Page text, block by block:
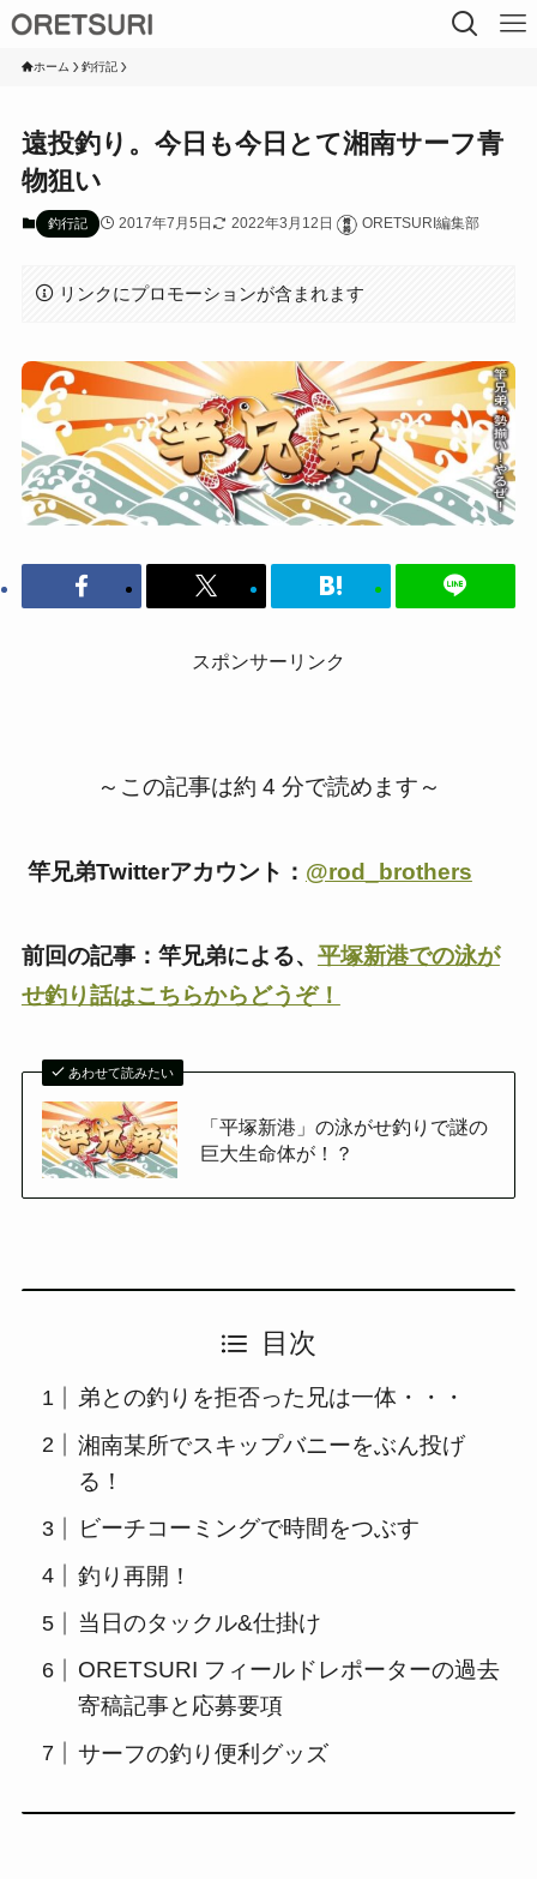
ホーム 釣行記
遠投釣り。今日も今日とて湘南サーフ青
物狙い
釣行記 2017年7月5日 2022年3月12日 ORETSURI編集部
リンクにプロモーションが含まれます
スポンサーリンク
～この記事は約 4 分で読めます～
竿兄弟Twitterアカウント： @rod_brothers
前回の記事：竿兄弟による、 平塚新港での泳が
せ釣り話はこちらからどうぞ！
あわせて読みたい
「平塚新港」の泳がせ釣りで謎の
巨大生命体が！？
目次
弟との釣りを拒否った兄は一体・・・
湘南某所でスキップバニーをぶん投げ
る！
ビーチコーミングで時間をつぶす
釣り再開！
当日のタックル&仕掛け
ORETSURI フィールドレポーターの過去
寄稿記事と応募要項
サーフの釣り便利グッズ